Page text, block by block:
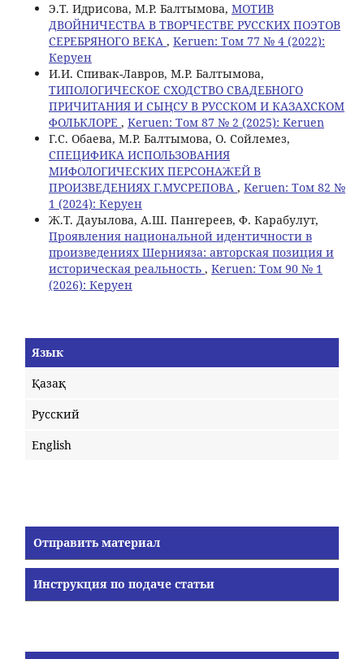
Э.Т. Идрисова, М.Р. Балтымова, МОТИВ
ДВОЙНИЧЕСТВА В ТВОРЧЕСТВЕ РУССКИХ ПОЭТОВ
СЕРЕБРЯНОГО ВЕКА , Keruen: Том 77 № 4 (2022):
Керуен
И.И. Спивак-Лавров, М.Р. Балтымова,
ТИПОЛОГИЧЕСКОЕ СХОДСТВО СВАДЕБНОГО
ПРИЧИТАНИЯ И СЫҢСУ В РУССКОМ И КАЗАХСКОМ
ФОЛЬКЛОРЕ , Keruen: Том 87 № 2 (2025): Keruen
Г.С. Обаева, М.Р. Балтымова, О. Сойлемез,
СПЕЦИФИКА ИСПОЛЬЗОВАНИЯ
МИФОЛОГИЧЕСКИХ ПЕРСОНАЖЕЙ В
ПРОИЗВЕДЕНИЯХ Г.МУСРЕПОВА , Keruen: Том 82 №
1 (2024): Керуен
Ж.Т. Дауылова, А.Ш. Пангереев, Ф. Карабулут,
Проявления национальной идентичности в
произведениях Шернияза: авторская позиция и
историческая реальность , Keruen: Том 90 № 1
(2026): Керуен
Язык
Қазақ
Русский
English
Отправить материал
Инструкция по подаче статьи